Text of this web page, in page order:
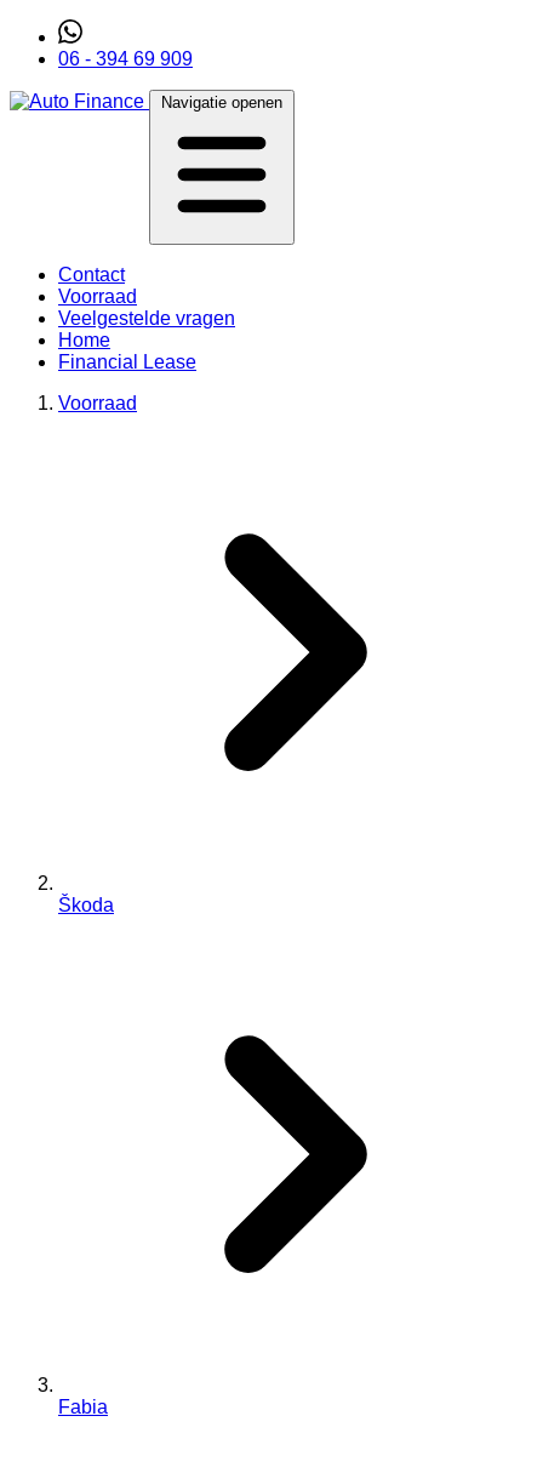
06 - 394 69 909
Navigatie openen
Contact
Voorraad
Veelgestelde vragen
Home
Financial Lease
Voorraad
Škoda
Fabia